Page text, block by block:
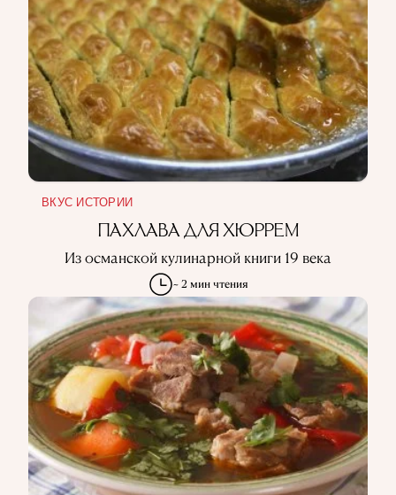
ВКУС ИСТОРИИ
ПАХЛАВА ДЛЯ ХЮРРЕМ
Из османской кулинарной книги 19 века
~ 2 мин чтения